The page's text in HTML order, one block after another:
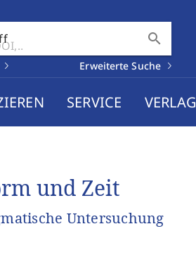
search
Erweiterte Suche
SERVICE VERLAG
und Zeit
Untersuchung